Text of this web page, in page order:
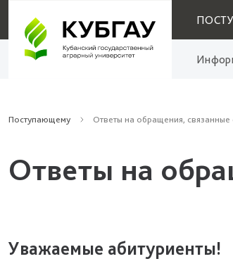
Поступающему Ответы на обращения,
Ответы на
Уважаемые абитуриенты!